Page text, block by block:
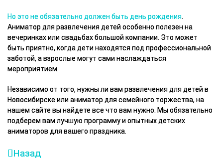
Но это не обязательно должен быть день рождения
Аниматор для развлечения детей особенно полезен на
вечеринках или свадьбах большой компании. Это может
быть приятно, когда дети находятся под профессиональной
заботой, а взрослые могут сами наслаждаться
мероприятием.
Независимо от того, нужны ли вам развлечения для детей в
Новосибирске или аниматор для семейного торжества, на
нашем сайте вы найдете все что вам нужно. Мы обязательно
подберем вам лучшую программу и опытных детских
аниматоров для вашего праздника.
Назад